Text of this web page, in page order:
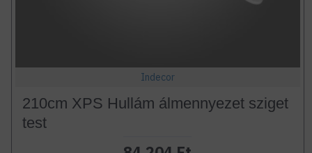
Indecor
210cm XPS Hullám álmennyezet sziget
test